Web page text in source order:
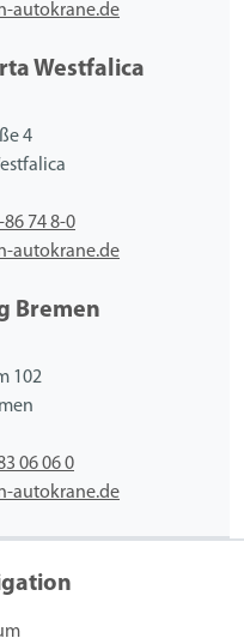
autokrane.de
Westfalica
4
86 74 8-0
autokrane.de
Bremen
102
06 06 0
autokrane.de